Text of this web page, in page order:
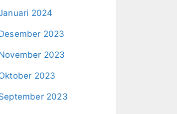
2024
2023
2023
2023
2023